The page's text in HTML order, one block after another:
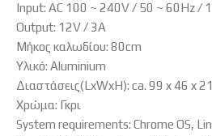
Input: AC 100 ~ 240V / 50 ~ 60Hz /
Output: 12V / 3A
Μήκος καλωδίου: 80cm
Υλικό: Aluminium
Διαστάσεις(LxWxH): ca. 99 x 46 x
Χρώμα: Γκρι
System requirements: Chrome OS,